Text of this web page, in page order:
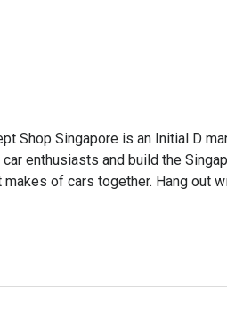
Shop Singapore is an Initial D
enthusiasts and build the
of cars together. Hang out